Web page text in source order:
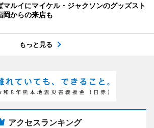
マルイにマイケル・ジャクソンのグッズスト
からの来店も
もっと見る
アクセスランキング